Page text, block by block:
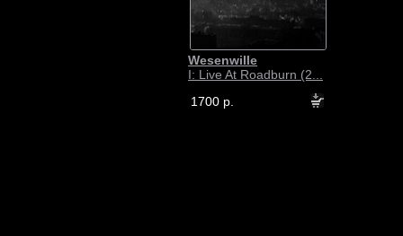
Wesenwille
I: Live At Roadburn (2...
1700 р.